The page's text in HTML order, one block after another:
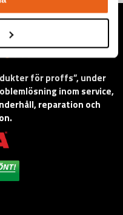
för proffs”, under
inom service,
reparation och